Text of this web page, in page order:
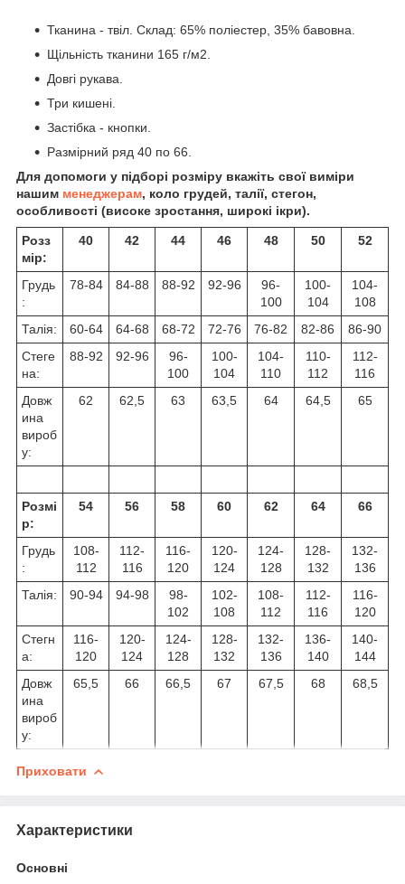
Тканина - твіл. Склад: 65% поліестер, 35% бавовна.
Щільність тканини 165 г/м2.
Довгі рукава.
Три кишені.
Застібка - кнопки.
Размірний ряд 40 по 66.
Для допомоги у підборі розміру вкажіть свої виміри
нашим менеджерам, коло грудей, талії, стегон,
особливості (високе зростання, широкі ікри).
Розз
мір:
40 42 44 46 48 50 52
Грудь
:
78-84 84-88 88-92 92-96
96-
100
100-
104
104-
108
Талія:
60-64 64-68 68-72 72-76 76-82 82-86
86-90
Стеге
на:
88-92 92-96
96-
100
100-
104
104-
110
110-
112
112-
116
Довж
ина
вироб
у:
62 62,5 63 63,5 64 64,5 65
Розмі
р:
54 56 58 60 62 64 66
Грудь
:
108-
112
112-
116
116-
120
120-
124
124-
128
128-
132
132-
136
Талія:
90-94 94-98
98-
102
102-
108
108-
112
112-
116
116-
120
Стегн
а:
116-
120
120-
124
124-
128
128-
132
132-
136
136-
140
140-
144
Довж
ина
вироб
у:
65,5 66 66,5 67 67,5 68 68,5
Приховати
Характеристики
Основні